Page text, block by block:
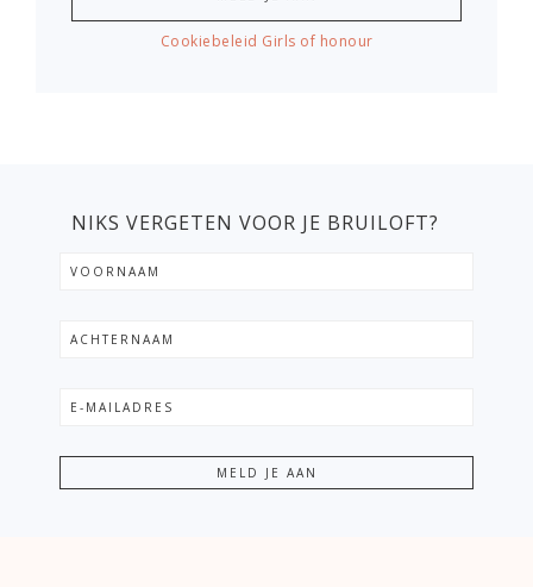
Cookiebeleid Girls of honour
NIKS VERGETEN VOOR JE BRUILOFT?